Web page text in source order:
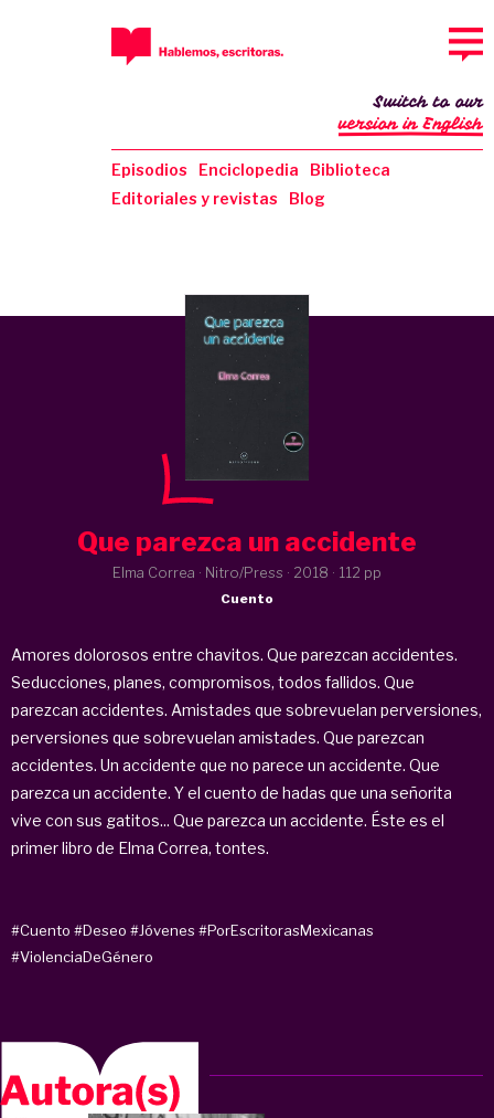
Episodios Enciclopedia
Biblioteca
Editoriales y revistas
Blog
Switch to our
version in English
Que parezca un accidente
Elma Correa · Nitro/Press · 2018 · 112 pp
Cuento
Amores dolorosos entre chavitos. Que parezcan accidentes.
Seducciones, planes, compromisos, todos fallidos. Que
parezcan accidentes. Amistades que sobrevuelan perversiones,
perversiones que sobrevuelan amistades. Que parezcan
accidentes. Un accidente que no parece un accidente. Que
parezca un accidente. Y el cuento de hadas que una señorita
vive con sus gatitos... Que parezca un accidente. Éste es el
primer libro de Elma Correa, tontes.
#Cuento #Deseo #Jóvenes #PorEscritorasMexicanas
#ViolenciaDeGénero